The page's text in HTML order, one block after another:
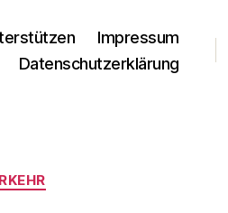
Impressum
Datenschutzerklärung